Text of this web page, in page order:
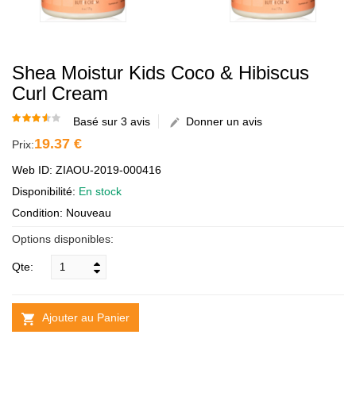
Shea Moistur Kids Coco & Hibiscus
Curl Cream
Basé sur 3 avis
Donner un avis
Prix:19.37 €
Web ID: ZIAOU-2019-000416
Disponibilité: En stock
Condition: Nouveau
Options disponibles:
Qte:
Ajouter au Panier